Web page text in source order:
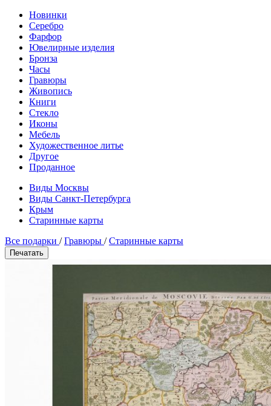
Новинки
Серебро
Фарфор
Ювелирные изделия
Бронза
Часы
Гравюры
Живопись
Книги
Стекло
Иконы
Мебель
Художественное литье
Другое
Проданное
Виды Москвы
Виды Санкт-Петербурга
Крым
Старинные карты
Все подарки /Гравюры /Старинные карты